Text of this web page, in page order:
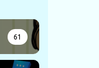
61